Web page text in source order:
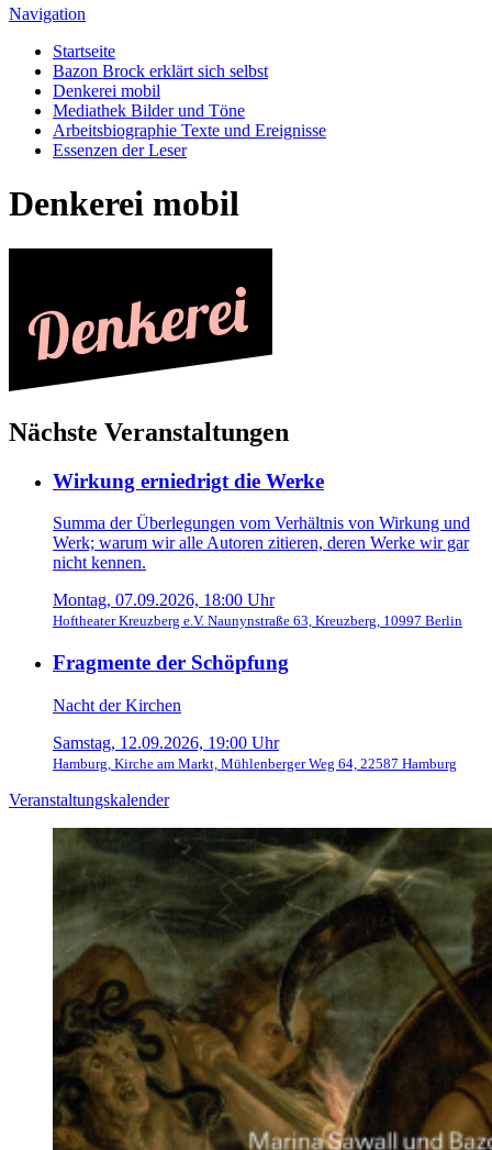
Navigation
Startseite
Bazon Brock erklärt sich selbst
Denkerei mobil
Mediathek Bilder und Töne
Arbeitsbiographie Texte und Ereignisse
Essenzen der Leser
Denkerei mobil
Nächste Veranstaltungen
Wirkung erniedrigt die Werke
Summa der Überlegungen vom Verhältnis von Wirkung und
Werk; warum wir alle Autoren zitieren, deren Werke wir gar
nicht kennen.
Montag, 07.09.2026, 18:00 Uhr
Hoftheater Kreuzberg e.V. Naunynstraße 63, Kreuzberg, 10997 Berlin
Fragmente der Schöpfung
Nacht der Kirchen
Samstag, 12.09.2026, 19:00 Uhr
Hamburg, Kirche am Markt, Mühlenberger Weg 64, 22587 Hamburg
Veranstaltungskalender